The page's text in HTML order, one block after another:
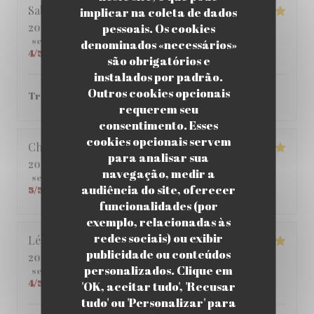
implicar na coleta de dados
pessoais. Os cookies
denominados «necessários»
são obrigatórios e
instalados por padrão.
Outros cookies opcionais
requerem seu
consentimento. Esses
cookies opcionais servem
para analisar sua
navegação, medir a
audiência do site, oferecer
funcionalidades (por
exemplo, relacionadas às
redes sociais) ou exibir
publicidade ou conteúdos
personalizados. Clique em
'OK, aceitar tudo', 'Recusar
tudo' ou 'Personalizar' para
Sabria
2026-06-01
- 12:00 - guests 6
service
/5 ambience: 4/5 menu:5/5 quality_price
4/5
Très bon ! je vous le recommande.
Christophe C
2026-05-25
- 12:45 - guests 2
service
ambience:5/5 menu:4/5 quality_price
5/5
Léane
2026-05-14
- 20:00 - guests 2
service
/5 ambience:5/5 menu:5/5 quality_price
4/5